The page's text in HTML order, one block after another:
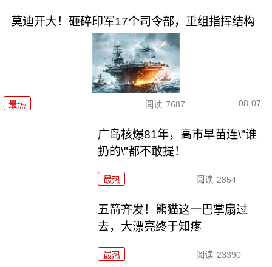
莫迪开大！砸碎印军17个司令部，重组指挥结构
最热 阅读 7687 08-07
广岛核爆81年，高市早苗连\"谁
扔的\"都不敢提！
最热 阅读 2854
五箭齐发！熊猫这一巴掌扇过
去，大漂亮终于知疼
最热 阅读 23390